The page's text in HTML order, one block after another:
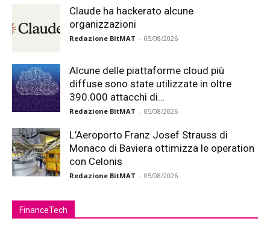
Claude ha hackerato alcune
organizzazioni
Redazione BitMAT - 05/08/2026
Alcune delle piattaforme cloud più
diffuse sono state utilizzate in oltre
390.000 attacchi di...
Redazione BitMAT - 05/08/2026
L’Aeroporto Franz Josef Strauss di
Monaco di Baviera ottimizza le operation
con Celonis
Redazione BitMAT - 05/08/2026
FinanceTech